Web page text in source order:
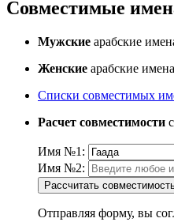
Совместимые
Мужские арабские
Женские арабские
Списки совместимых
Расчет совместимости
Имя №1:
Имя №2:
Рассчитать
Отправляя форму, вы